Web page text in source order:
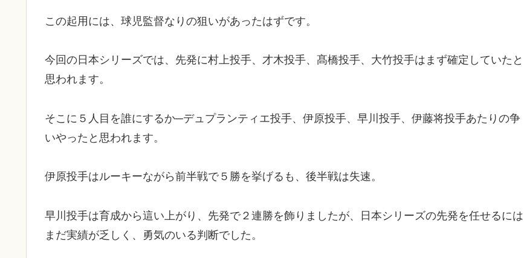
この起用には、球児監督なりの狙いがあったはずです。
今回の日本シリーズでは、先発に村上投手、才木投手、髙橋投手、大竹投手はまず確定していたと
思われます。
そこに５人目を誰にするか─デュプランティエ投手、伊原投手、早川投手、伊藤将投手あたりの争
いやったと思われます。
伊原投手はルーキーながら前半戦で５勝を挙げるも、後半戦は失速。
早川投手は育成から這い上がり、先発で２連勝を飾りましたが、日本シリーズの先発を任せるには
まだ実績が乏しく、勇気のいる判断でした。